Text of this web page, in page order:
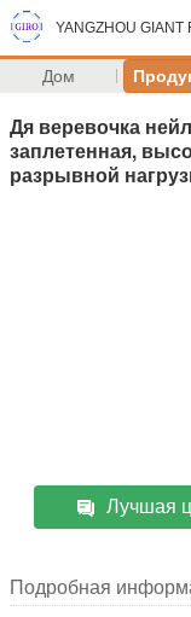
YANGZHOU GIANT
Дом
Дя веревочка
заплетенная,
разрывной
Лучшая
Подробная